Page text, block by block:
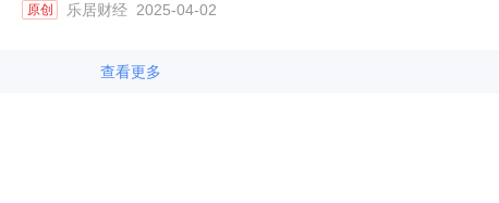
原创 乐居财经 2025-04-02
查看更多